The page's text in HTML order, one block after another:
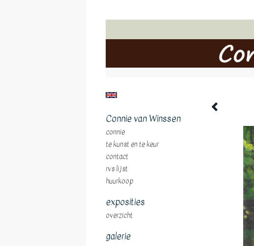
Connie van Winssen
connie
te kunst en te keur
contact
rvs lijst
huurkoop
exposities
overzicht
galerie